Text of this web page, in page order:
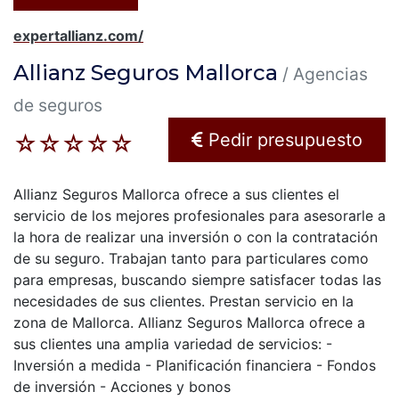
p
r
i
n
c
i
p
a
l
expertallianz.com/
Allianz Seguros Mallorca / Agencias
de seguros
☆☆☆☆☆ Pedir presupuesto
Allianz Seguros Mallorca ofrece a sus clientes el
servicio de los mejores profesionales para asesorarle a
la hora de realizar una inversión o con la contratación
de su seguro. Trabajan tanto para particulares como
para empresas, buscando siempre satisfacer todas las
necesidades de sus clientes. Prestan servicio en la
zona de Mallorca. Allianz Seguros Mallorca ofrece a
sus clientes una amplia variedad de servicios: -
Inversión a medida - Planificación financiera - Fondos
de inversión - Acciones y bonos